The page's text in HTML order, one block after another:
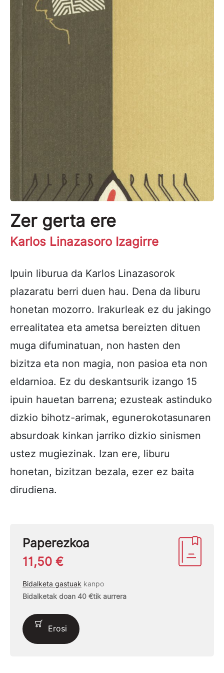
Zer gerta ere
Karlos Linazasoro Izagirre
Ipuin liburua da Karlos Linazasorok
plazaratu berri duen hau. Dena da liburu
honetan mozorro. Irakurleak ez du jakingo
errealitatea eta ametsa bereizten dituen
muga difuminatuan, non hasten den
bizitza eta non magia, non pasioa eta non
eldarnioa. Ez du deskantsurik izango 15
ipuin hauetan barrena; ezusteak astinduko
dizkio bihotz-arimak, egunerokotasunaren
absurdoak kinkan jarriko dizkio sinismen
ustez mugiezinak. Izan ere, liburu
honetan, bizitzan bezala, ezer ez baita
dirudiena.
Paperezkoa
11,50 €
Bidalketa gastuak kanpo
Bidalketak doan 40 €tik aurrera
Erosi